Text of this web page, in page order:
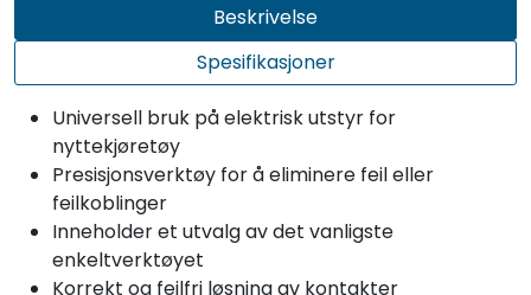
Beskrivelse
Spesifikasjoner
Universell bruk på elektrisk utstyr for
nyttekjøretøy
Presisjonsverktøy for å eliminere feil eller
feilkoblinger
Inneholder et utvalg av det vanligste
enkeltverktøyet
Korrekt og feilfri løsning av kontakter